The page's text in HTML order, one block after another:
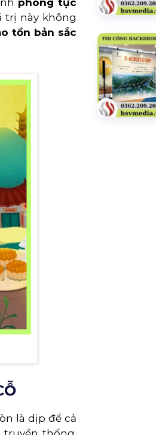
trị này không
tồn bản sắc
là dịp để cả